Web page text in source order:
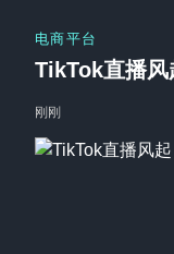
电商平台
TikTok直播风
刚刚